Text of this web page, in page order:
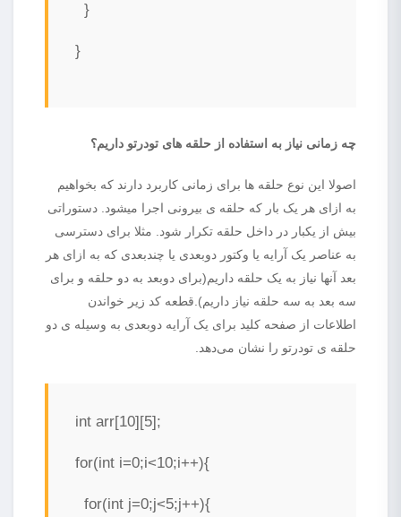
}
}
چه زمانی نیاز به استفاده از حلقه های تودرتو داریم؟
اصولا این نوع حلقه ها برای زمانی کاربرد دارند که بخواهیم
به ازای هر یک بار که حلقه ی بیرونی اجرا میشود. دستوراتی
بیش از یکبار در داخل حلقه تکرار شود. مثلا برای دسترسی
به عناصر یک آرایه یا وکتور دوبعدی یا چندبعدی که به ازای هر
بعد آنها نیاز به یک حلقه داریم(برای دوبعد به دو حلقه و برای
سه بعد به سه حلقه نیاز داریم).قطعه کد زیر خواندن
اطلاعات از صفحه کلید برای یک آرایه دوبعدی به وسیله ی دو
حلقه ی تودرتو را نشان می‌دهد.
int arr[10][5];
for(int i=0;i<10;i++){
for(int j=0;j<5;j++){